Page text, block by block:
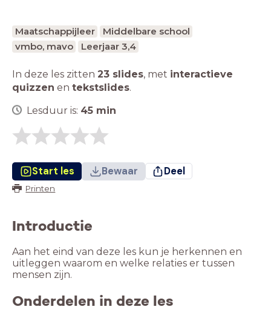
Maatschappijleer
Middelbare school
vmbo, mavo
Leerjaar 3,4
In deze les zitten 23 slides, met interactieve
quizzen en tekstslides.
Lesduur is: 45 min
Start les Bewaar Deel
Printen
Introductie
Aan het eind van deze les kun je herkennen en
uitleggen waarom en welke relaties er tussen
mensen zijn.
Onderdelen in deze les